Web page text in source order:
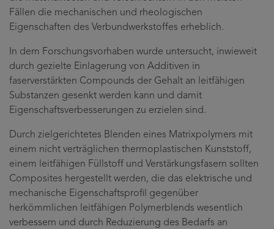
Fällen die mechanischen und rheologischen
Eigenschaften des Verbundwerkstoffes erheblich.
In dem Forschungsvorhaben wurde untersucht, inwieweit
durch gezielte Einlagerung von Additiven in
faserverstärkten Compounds der Gehalt an leitfähigen
Substanzen gesenkt werden kann und damit
Eigenschaftsverbesserungen zu erzielen sind.
Durch zielgerichtetes Blenden eines Matrixpolymers mit
einem nicht verträglichen thermoplastischen Kunststoff,
einem leitfähigen Füllstoff und Verstärkungsfasern sollten
Composites hergestellt werden, die das elektrische und
mechanische Eigenschaftsprofil gegenüber
herkömmlichen leitfähigen Polymerblends wesentlich
verbessern und durch Reduzierung des Bedarfs an